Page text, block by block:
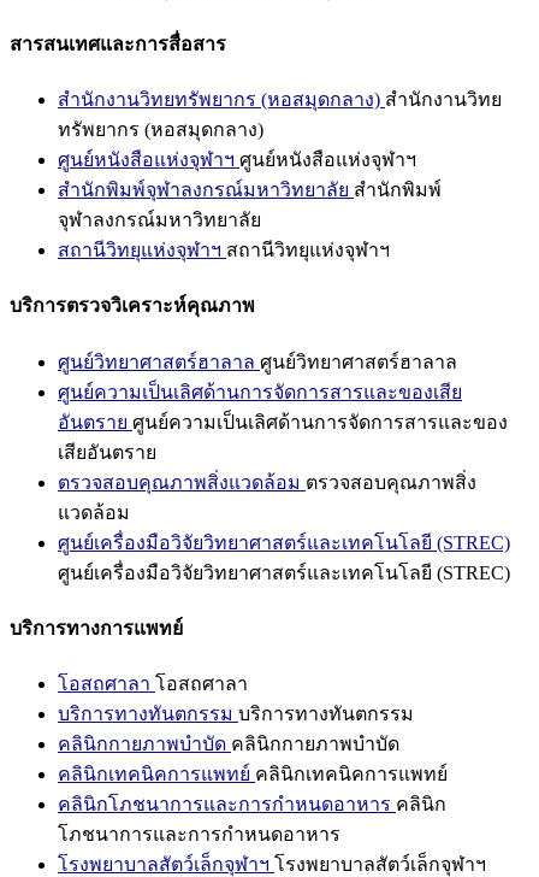
สารสนเทศและการสื่อสาร
สำนักงานวิทยทรัพยากร (หอสมุดกลาง) สำนักงานวิทย
ทรัพยากร (หอสมุดกลาง)
ศูนย์หนังสือแห่งจุฬาฯ ศูนย์หนังสือแห่งจุฬาฯ
สำนักพิมพ์จุฬาลงกรณ์มหาวิทยาลัย สำนักพิมพ์
จุฬาลงกรณ์มหาวิทยาลัย
สถานีวิทยุแห่งจุฬาฯ สถานีวิทยุแห่งจุฬาฯ
บริการตรวจวิเคราะห์คุณภาพ
ศูนย์วิทยาศาสตร์ฮาลาล ศูนย์วิทยาศาสตร์ฮาลาล
ศูนย์ความเป็นเลิศด้านการจัดการสารและของเสีย
อันตราย ศูนย์ความเป็นเลิศด้านการจัดการสารและของ
เสียอันตราย
ตรวจสอบคุณภาพสิ่งแวดล้อม ตรวจสอบคุณภาพสิ่ง
แวดล้อม
ศูนย์เครื่องมือวิจัยวิทยาศาสตร์และเทคโนโลยี (STREC)
ศูนย์เครื่องมือวิจัยวิทยาศาสตร์และเทคโนโลยี (STREC)
บริการทางการแพทย์
โอสถศาลา โอสถศาลา
บริการทางทันตกรรม บริการทางทันตกรรม
คลินิกกายภาพบำบัด คลินิกกายภาพบำบัด
คลินิกเทคนิคการแพทย์ คลินิกเทคนิคการแพทย์
คลินิกโภชนาการและการกำหนดอาหาร คลินิก
โภชนาการและการกำหนดอาหาร
โรงพยาบาลสัตว์เล็กจุฬาฯ โรงพยาบาลสัตว์เล็กจุฬาฯ